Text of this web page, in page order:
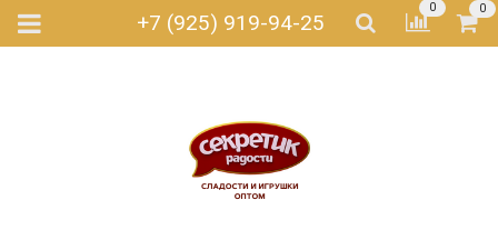
+7 (925) 919-94-25
0 0